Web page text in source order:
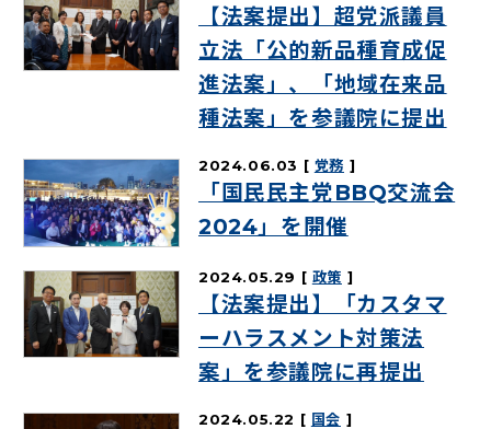
国民民主党学生部（新しいタブで開く）
二次創作ガイドライン（新しいタブで開く）
プライバシーポリシー
特定商取引法に基づく表記
【法案提出】超党派議員
立法「公的新品種育成促
進法案」、「地域在来品
種法案」を参議院に提出
2024.06.03 党務
「国民民主党BBQ交流会
2024」を開催
2024.05.29 政策
【法案提出】「カスタマ
ーハラスメント対策法
案」を参議院に再提出
2024.05.22 国会